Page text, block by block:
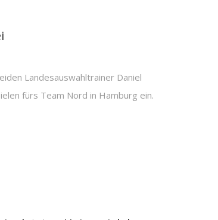
Landesauswahltrainer Daniel
fürs Team Nord in Hamburg ein.